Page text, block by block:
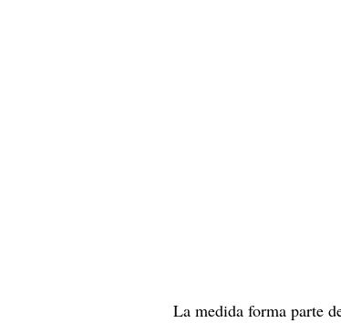
La medida forma parte